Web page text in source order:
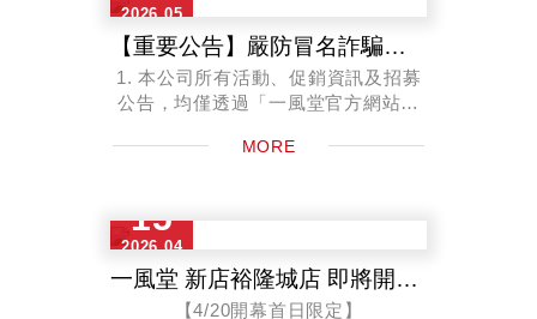
2026.05
【重要公告】嚴防冒名詐騙，維護消費者個人資訊安全聲明
1. 本公司所有活動、促銷資訊及招募
公告，均僅透過「一風堂官方網站」
Facebook官方粉絲專頁）」、「台灣
MORE
15
2026.04
一風堂 新店裕隆城店 即將開幕！
【4/20開幕首日限定】